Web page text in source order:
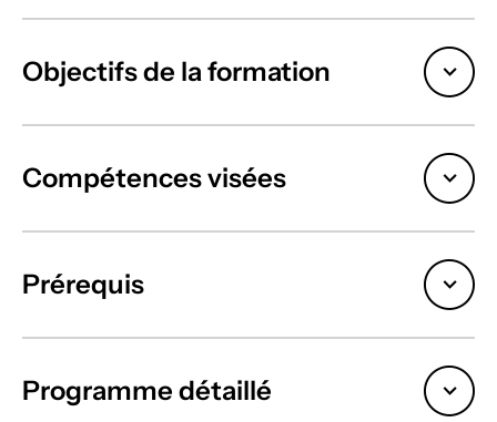
Objectifs de la formation
Compétences visées
Prérequis
Programme détaillé